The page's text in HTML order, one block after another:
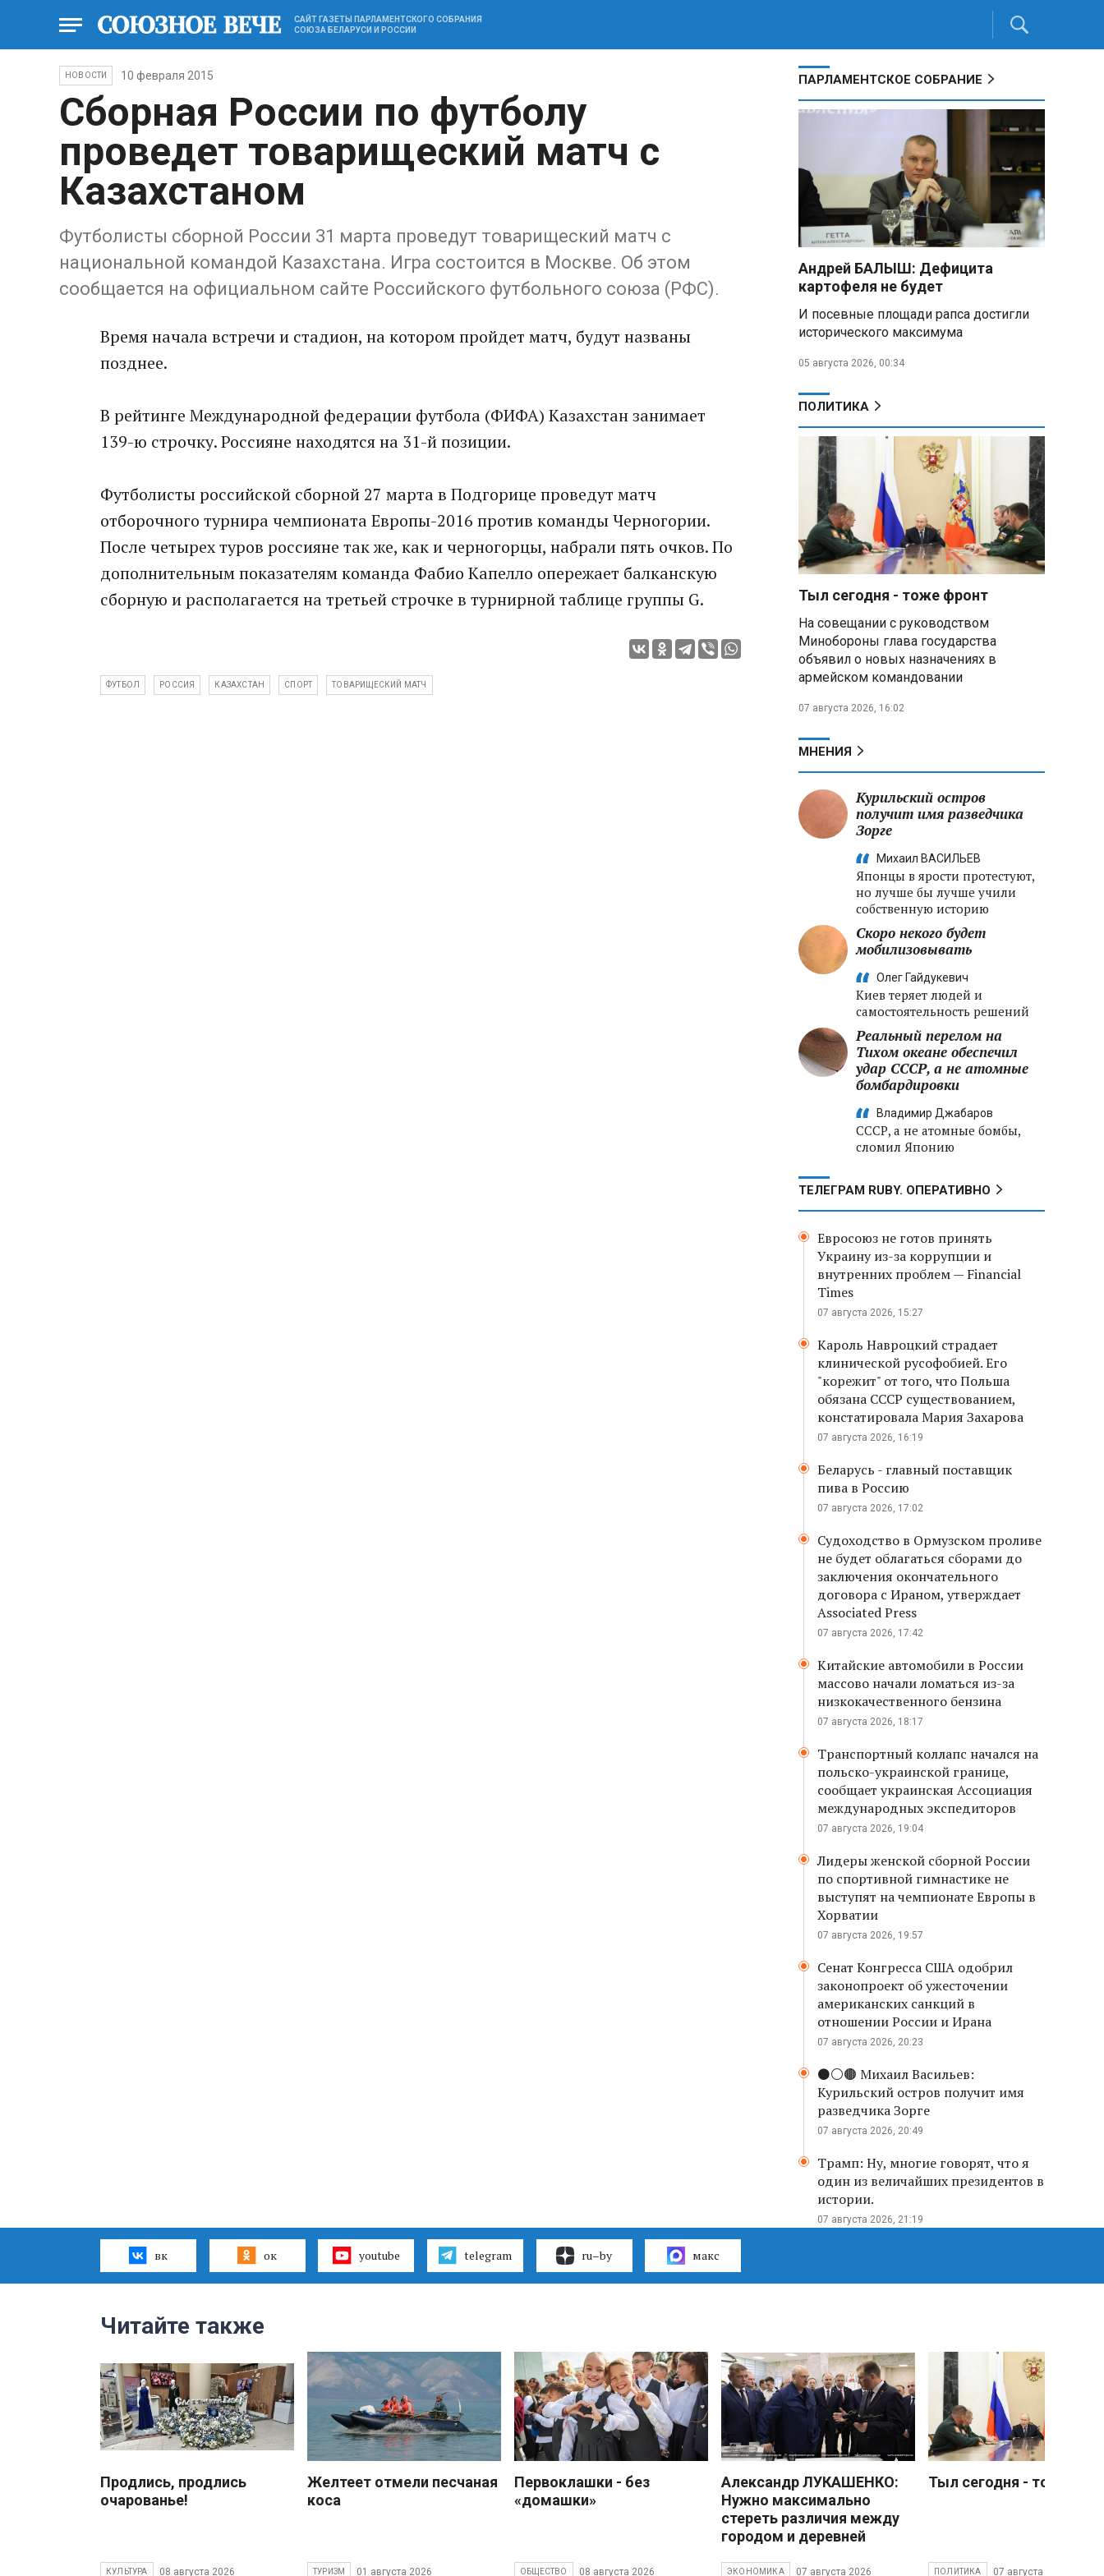
САЙТ ГАЗЕТЫ ПАРЛАМЕНТСКОГО СОБРАНИЯ
СОЮЗА БЕЛАРУСИ И РОССИИ
НОВОСТИ 10 февраля 2015
Сборная России по футболу
проведет товарищеский матч с
Казахстаном
Футболисты сборной России 31 марта проведут товарищеский матч с
национальной командой Казахстана. Игра состоится в Москве. Об этом
сообщается на официальном сайте Российского футбольного союза (РФС).
Время начала встречи и стадион, на котором пройдет матч, будут названы
позднее.
В рейтинге Международной федерации футбола (ФИФА) Казахстан занимает
139-ю строчку. Россияне находятся на 31-й позиции.
Футболисты российской сборной 27 марта в Подгорице проведут матч
отборочного турнира чемпионата Европы-2016 против команды Черногории.
После четырех туров россияне так же, как и черногорцы, набрали пять очков. По
дополнительным показателям команда Фабио Капелло опережает балканскую
сборную и располагается на третьей строчке в турнирной таблице группы G.
ФУТБОЛ РОССИЯ КАЗАХСТАН СПОРТ ТОВАРИЩЕСКИЙ МАТЧ
ПАРЛАМЕНТСКОЕ СОБРАНИЕ
Андрей БАЛЫШ: Дефицита
картофеля не будет
И посевные площади рапса достигли
исторического максимума
05 августа 2026, 00:34
ПОЛИТИКА
Тыл сегодня - тоже фронт
На совещании с руководством
Минобороны глава государства
объявил о новых назначениях в
армейском командовании
07 августа 2026, 16:02
МНЕНИЯ
Курильский остров
получит имя разведчика
Зорге
Михаил ВАСИЛЬЕВ
Японцы в ярости протестуют,
но лучше бы лучше учили
собственную историю
Скоро некого будет
мобилизовывать
Олег Гайдукевич
Киев теряет людей и
самостоятельность решений
Реальный перелом на
Тихом океане обеспечил
удар СССР, а не атомные
бомбардировки
Владимир Джабаров
СССР, а не атомные бомбы,
сломил Японию
ТЕЛЕГРАМ RUBY. ОПЕРАТИВНО
Евросоюз не готов принять
Украину из-за коррупции и
внутренних проблем — Financial
Times
07 августа 2026, 15:27
Кароль Навроцкий страдает
клинической русофобией. Его
"корежит" от того, что Польша
обязана СССР существованием,
констатировала Мария Захарова
07 августа 2026, 16:19
Беларусь - главный поставщик
пива в Россию
07 августа 2026, 17:02
Судоходство в Ормузском проливе
не будет облагаться сборами до
заключения окончательного
договора с Ираном, утверждает
Associated Press
07 августа 2026, 17:42
Китайские автомобили в России
массово начали ломаться из-за
низкокачественного бензина
07 августа 2026, 18:17
Транспортный коллапс начался на
польско-украинской границе,
сообщает украинская Ассоциация
международных экспедиторов
07 августа 2026, 19:04
Лидеры женской сборной России
по спортивной гимнастике не
выступят на чемпионате Европы в
Хорватии
07 августа 2026, 19:57
Сенат Конгресса США одобрил
законопроект об ужесточении
американских санкций в
отношении России и Ирана
07 августа 2026, 20:23
⚫️⚪️🟤 Михаил Васильев:
Курильский остров получит имя
разведчика Зорге
07 августа 2026, 20:49
Трамп: Ну, многие говорят, что я
один из величайших президентов в
истории.
07 августа 2026, 21:19
вк ок youtube telegram ru–by макс
Читайте также
Продлись, продлись
очарованье!
КУЛЬТУРА 08 августа 2026
Желтеет отмели песчаная
коса
ТУРИЗМ 01 августа 2026
Первоклашки - без
«домашки»
ОБЩЕСТВО 08 августа 2026
Александр ЛУКАШЕНКО:
Нужно максимально
стереть различия между
городом и деревней
ЭКОНОМИКА 07 августа 2026
Тыл сегодня - тоже
ПОЛИТИКА 07 августа 2026